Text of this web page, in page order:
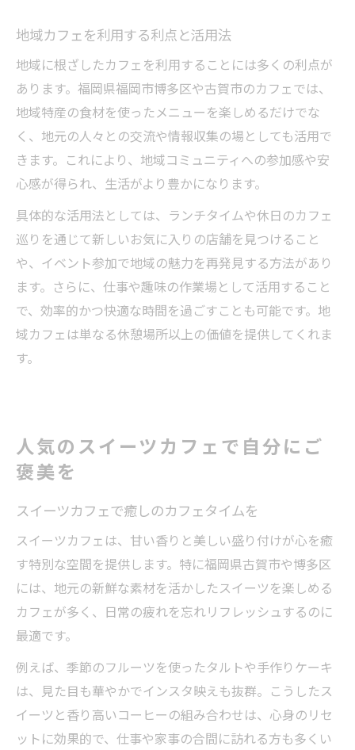
地域カフェを利用する利点と活用法
地域に根ざしたカフェを利用することには多くの利点が
あります。福岡県福岡市博多区や古賀市のカフェでは、
地域特産の食材を使ったメニューを楽しめるだけでな
く、地元の人々との交流や情報収集の場としても活用で
きます。これにより、地域コミュニティへの参加感や安
心感が得られ、生活がより豊かになります。
具体的な活用法としては、ランチタイムや休日のカフェ
巡りを通じて新しいお気に入りの店舗を見つけること
や、イベント参加で地域の魅力を再発見する方法があり
ます。さらに、仕事や趣味の作業場として活用すること
で、効率的かつ快適な時間を過ごすことも可能です。地
域カフェは単なる休憩場所以上の価値を提供してくれま
す。
人気のスイーツカフェで自分にご
褒美を
スイーツカフェで癒しのカフェタイムを
スイーツカフェは、甘い香りと美しい盛り付けが心を癒
す特別な空間を提供します。特に福岡県古賀市や博多区
には、地元の新鮮な素材を活かしたスイーツを楽しめる
カフェが多く、日常の疲れを忘れリフレッシュするのに
最適です。
例えば、季節のフルーツを使ったタルトや手作りケーキ
は、見た目も華やかでインスタ映えも抜群。こうしたス
イーツと香り高いコーヒーの組み合わせは、心身のリセ
ットに効果的で、仕事や家事の合間に訪れる方も多くい